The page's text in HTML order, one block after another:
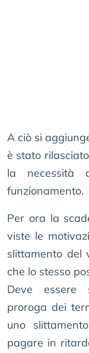
A ciò si
è stato
la necessità
funzionamento.
Per ora la
viste le
slittamento del
che lo stesso
Deve essere
proroga dei
uno
pagare in